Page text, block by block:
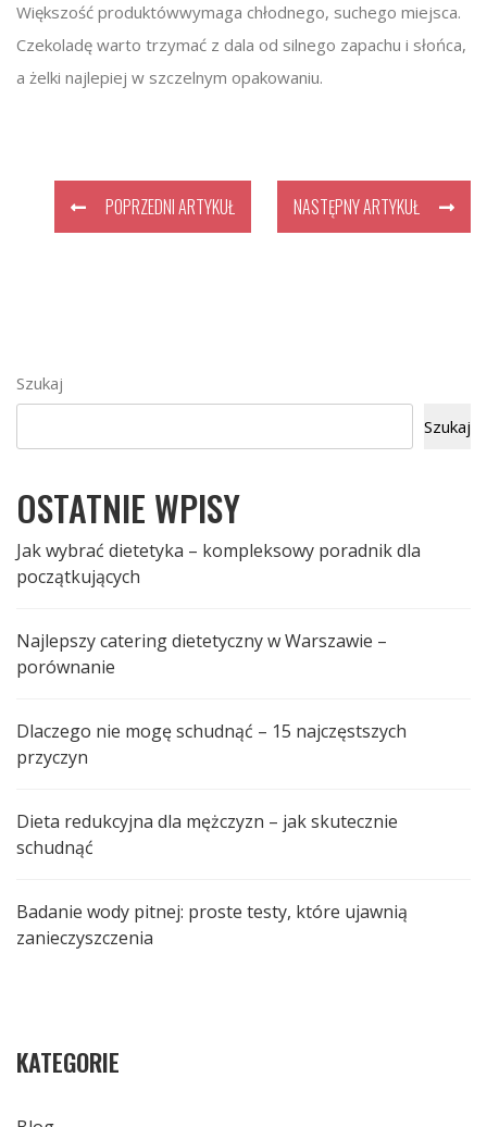
Większość produktówwymaga chłodnego, suchego miejsca.
Czekoladę warto trzymać z dala od silnego zapachu i słońca,
a żelki najlepiej w szczelnym opakowaniu.
POPRZEDNI ARTYKUŁ NASTĘPNY ARTYKUŁ
Szukaj
Szukaj
OSTATNIE WPISY
Jak wybrać dietetyka – kompleksowy poradnik dla
początkujących
Najlepszy catering dietetyczny w Warszawie –
porównanie
Dlaczego nie mogę schudnąć – 15 najczęstszych
przyczyn
Dieta redukcyjna dla mężczyzn – jak skutecznie
schudnąć
Badanie wody pitnej: proste testy, które ujawnią
zanieczyszczenia
KATEGORIE